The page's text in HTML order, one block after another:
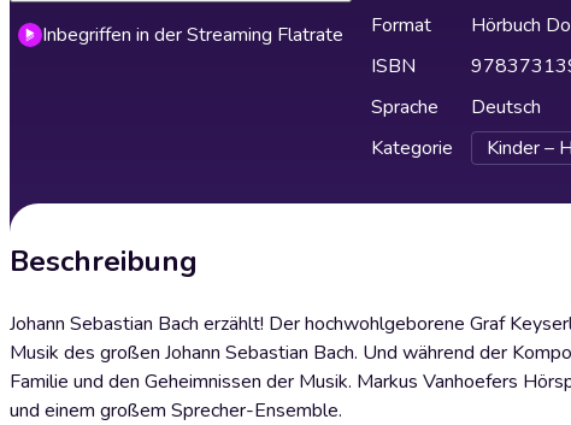
Inbegriffen in der Streaming Flatrate
Format
Hörbuch
ISBN
Sprache
Deutsch
Kategorie
Kinder –
Beschreibung
Johann Sebastian Bach erzählt! Der hochwohlgeborene Graf
Musik des großen Johann Sebastian Bach. Und während der
Familie und den Geheimnissen der Musik. Markus Vanhoefers
und einem großem Sprecher-Ensemble.